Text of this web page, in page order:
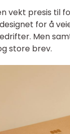
vekt presis til
for å
Men
store brev.